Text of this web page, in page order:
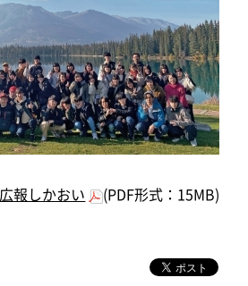
報しかおい (PDF形式：15MB)